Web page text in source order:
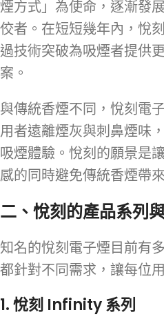
煙方式」為使命，逐漸發
佼者。在短短幾年內，悅
過技術突破為吸煙者提供
案。
與傳統香煙不同，悅刻電
用者遠離煙灰與刺鼻煙味
吸煙體驗。悅刻的願景是
感的同時避免傳統香煙帶
二、悅刻的產品系列
知名的悅刻電子煙目前有
都針對不同需求，讓每位
1.悅刻 Infinity 系列